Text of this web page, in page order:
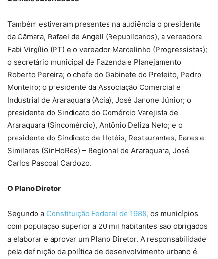
Também estiveram presentes na audiência o presidente
da Câmara, Rafael de Angeli (Republicanos), a vereadora
Fabi Virgílio (PT) e o vereador Marcelinho (Progressistas);
o secretário municipal de Fazenda e Planejamento,
Roberto Pereira; o chefe do Gabinete do Prefeito, Pedro
Monteiro; o presidente da Associação Comercial e
Industrial de Araraquara (Acia), José Janone Júnior; o
presidente do Sindicato do Comércio Varejista de
Araraquara (Sincomércio), Antônio Deliza Neto; e o
presidente do Sindicato de Hotéis, Restaurantes, Bares e
Similares (SinHoRes) – Regional de Araraquara, José
Carlos Pascoal Cardozo.
O Plano Diretor
Segundo a Constituição Federal de 1988, os municípios
com população superior a 20 mil habitantes são obrigados
a elaborar e aprovar um Plano Diretor. A responsabilidade
pela definição da política de desenvolvimento urbano é